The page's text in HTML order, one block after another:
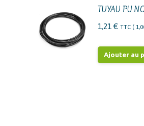
TUYAU PU
1,21 € TTC (
Ajouter au